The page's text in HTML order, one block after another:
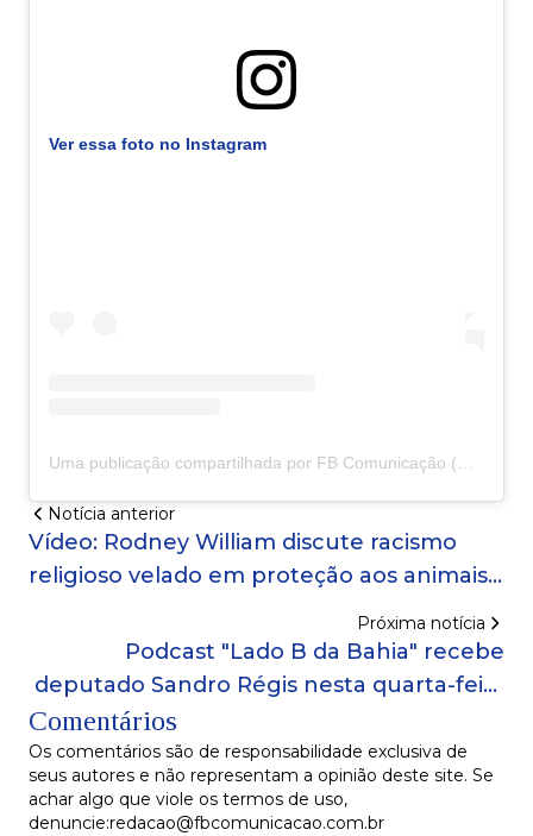
Ver essa foto no Instagram
Notícia anterior
Vídeo: Rodney William discute racismo
religioso velado em proteção aos animais:
exterminada'
Próxima notícia
Podcast "Lado B da Bahia" recebe
deputado Sandro Régis nesta quarta-feira
Comentários
Os comentários são de responsabilidade exclusiva de
seus autores e não representam a opinião deste site. Se
achar algo que viole os termos de uso,
denuncie:redacao@fbcomunicacao.com.br